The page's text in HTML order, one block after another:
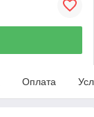
Оплата